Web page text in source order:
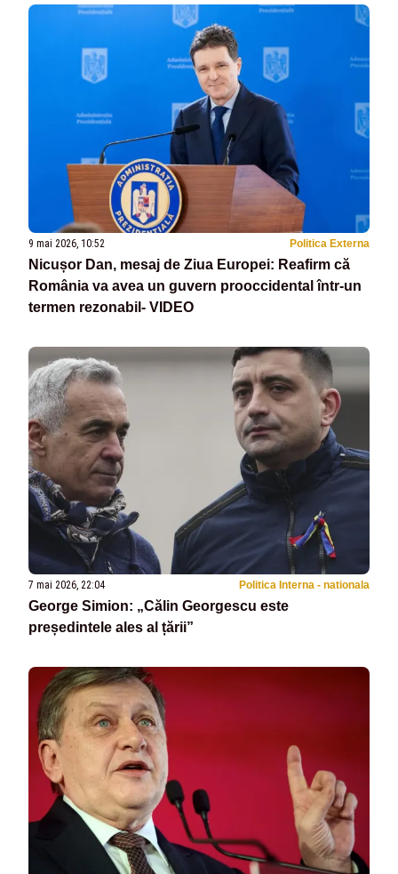
9 mai 2026, 10:52 Politica Externa
Nicușor Dan, mesaj de Ziua Europei: Reafirm că
România va avea un guvern prooccidental într-un
termen rezonabil- VIDEO
7 mai 2026, 22:04 Politica Interna - nationala
George Simion: „Călin Georgescu este
președintele ales al țării”